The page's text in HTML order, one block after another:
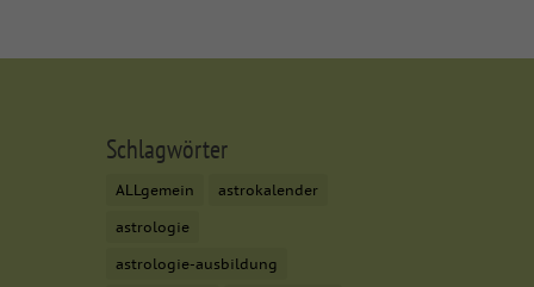
Schlagwörter
ALLgemein astrokalender
astrologie
astrologie-ausbildung
Marketing